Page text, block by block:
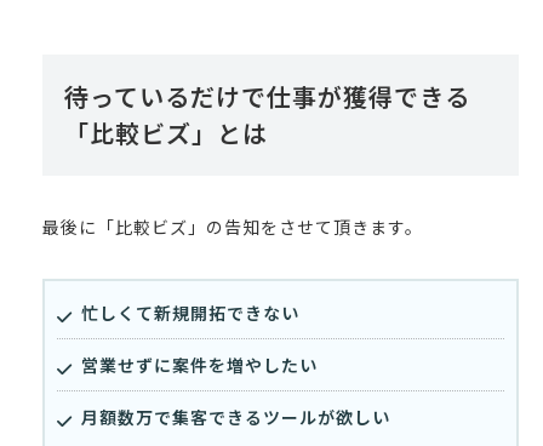
待っているだけで仕事が獲得できる
「比較ビズ」とは
最後に「比較ビズ」の告知をさせて頂きます。
忙しくて新規開拓できない
営業せずに案件を増やしたい
月額数万で集客できるツールが欲しい